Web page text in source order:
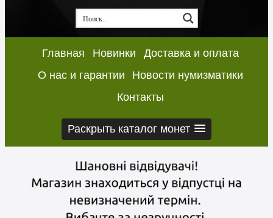
Главная Новинки
Доставка и оплата
О нас и гарантии
Новости нумизматики
Контакты
Раскрыть каталог монет